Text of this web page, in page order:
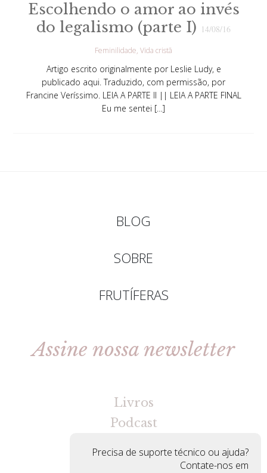
Escolhendo o amor ao invés
do legalismo (parte I) 14/08/16
Feminilidade Vida cristã
Artigo escrito originalmente por Leslie Ludy, e
publicado aqui. Traduzido, com permissão, por
Francine Veríssimo. LEIA A PARTE II || LEIA A PARTE FINAL
Eu me sentei […]
BLOG
SOBRE
FRUTÍFERAS
Assine nossa newsletter
Livros
Podcast
Precisa de suporte técnico ou ajuda?
Contate-nos em